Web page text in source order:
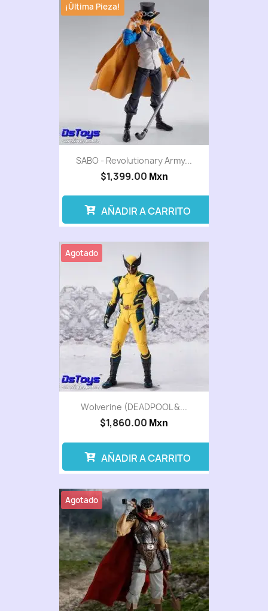
SABO - Revolutionary Army...
$1,399.00 Mxn
¡Última Pieza!
AÑADIR A CARRITO
Wolverine (DEADPOOL &...
$1,860.00 Mxn
Agotado
AÑADIR A CARRITO
Agotado